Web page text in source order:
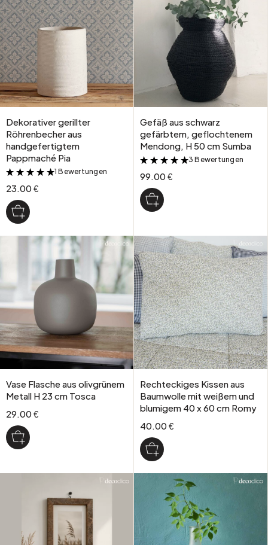
Dekorativer gerillter
Röhrenbecher aus
handgefertigtem
Pappmaché Pia
&
1 Bewertungen
23.00 €
Gefäß aus schwarz
gefärbtem, geflochtenem
Mendong, H 50 cm Sumba
&
3 Bewertungen
99.00 €
Vase Flasche aus olivgrünem
Metall H 23 cm Tosca
29.00 €
Rechteckiges Kissen aus
Baumwolle mit weißem und
blumigem 40 x 60 cm Romy
40.00 €